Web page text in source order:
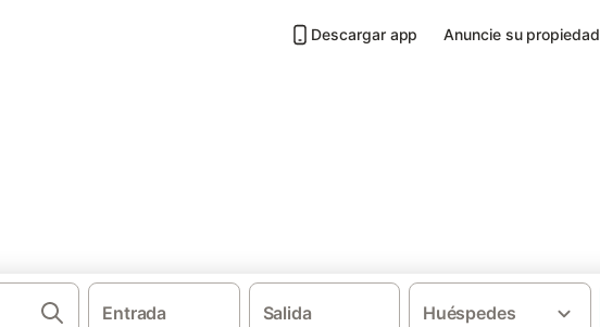
Descargar app Anuncie su propiedad
Entrada Salida Huéspedes